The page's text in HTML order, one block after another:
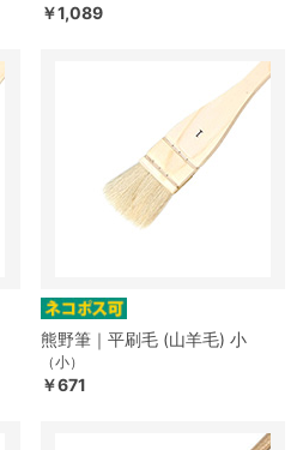
￥1,089
熊野筆｜平刷毛 (山羊毛) 小
（小）
￥671